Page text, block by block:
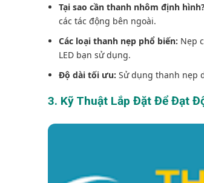
Tại sao cần thanh nhôm định
các tác động bên ngoài.
Các loại thanh nẹp phổ biến: Nẹp
LED bạn sử dụng.
Độ dài tối ưu: Sử dụng thanh nẹp
3. Kỹ Thuật Lắp Đặt Để Đạt